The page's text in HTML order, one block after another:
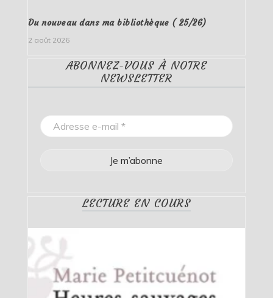
Du nouveau dans ma bibliothèque ( 25/26)
2 août 2026
ABONNEZ-VOUS À NOTRE
NEWSLETTER
LECTURE EN COURS